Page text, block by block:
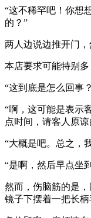
“这不稀罕吧！你想
的？”
两人边说边推开门，
本店要求可能特别多
“这到底是怎么回事
“啊，这可能是表示
点时间，请客人原
“大概是吧。总之，
“是啊，然后早点坐
然而，伤脑筋的是
镜子下摆着一把长